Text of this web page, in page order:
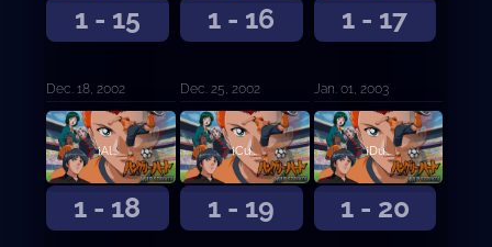
1 - 15
Dec. 18, 2002
1 - 16
Dec. 25, 2002
1 - 17
Jan. 01, 2003
1 - 18
¡Algo está mal con Rodrigo!
1 - 19
¡Cuando dije que lo lograré, lo lograré!
1 - 20
¡Dudar es tan diferente a ti!